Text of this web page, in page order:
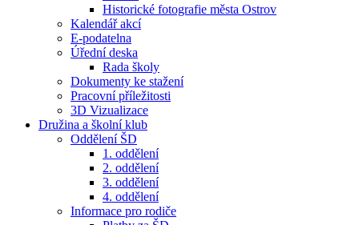
Historické fotografie města Ostrov
Kalendář akcí
E-podatelna
Úřední deska
Rada školy
Dokumenty ke stažení
Pracovní příležitosti
3D Vizualizace
Družina a školní klub
Oddělení ŠD
1. oddělení
2. oddělení
3. oddělení
4. oddělení
Informace pro rodiče